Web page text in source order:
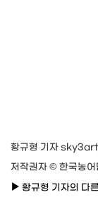
황규형 기자
저작권자 © 한국농어
황규형 기자의 다